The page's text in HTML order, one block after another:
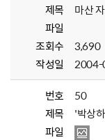
제목
마산
파일
조회수
3,690
작성일
번호
50
제목
'박상
파일